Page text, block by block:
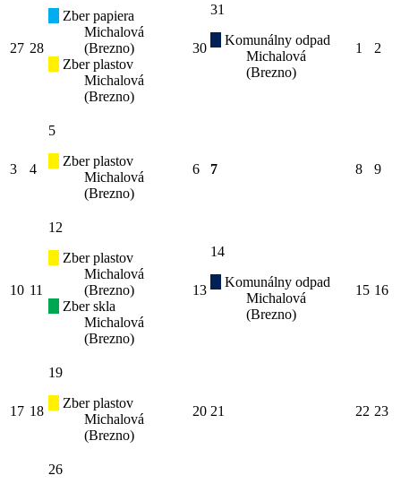
27 28
Zber papiera
Michalová
(Brezno)
Zber plastov
Michalová
(Brezno)
30
31
Komunálny odpad
Michalová
(Brezno)
1 2
3 4
5
Zber plastov
Michalová
(Brezno)
6 7 8 9
10 11
12
Zber plastov
Michalová
(Brezno)
Zber skla
Michalová
(Brezno)
13
14
Komunálny odpad
Michalová
(Brezno)
15 16
17 18
19
Zber plastov
Michalová
(Brezno)
20 21 22 23
26